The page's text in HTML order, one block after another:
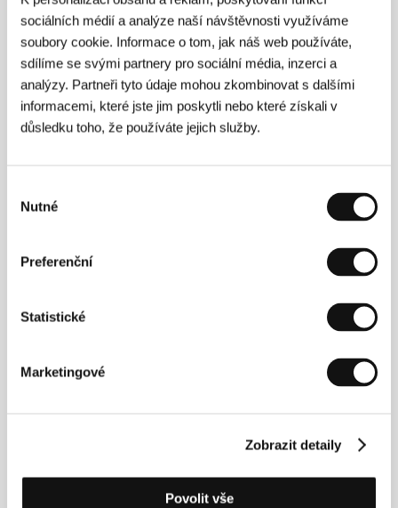
sociálních médií a analýze naší návštěvnosti využíváme
soubory cookie. Informace o tom, jak náš web používáte,
sdílíme se svými partnery pro sociální média, inzerci a
analýzy. Partneři tyto údaje mohou zkombinovat s dalšími
informacemi, které jste jim poskytli nebo které získali v
důsledku toho, že používáte jejich služby.
souhlasu
Nutné
Preferenční
Statistické
Marketingové
Zobrazit detaily
Povolit vše
Samotáři(2000), jež byla nominována na deset
Českých lvů a vzbudila zájem i v zahraničí (mj. Cena
FIPRESCI na MFF v Mannheimu). O tři roky později
realizoval černě laděnou komediiJedna ruka
netleská(2003 – dva Čeští lvi – za hudbu a mužský
herecký výkon ve vedlejší roli). V loňském roce si
získal uznání snímkem Grandhotel. Na třech
naposled zmíněných snímcích se prostřednictvím své
Lucky Man Films s.r.o.
Tel: +420 224 999 841
Česká republika